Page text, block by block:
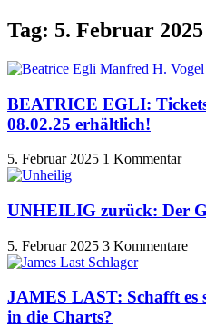
Tag: 5. Februar 2025
BEATRICE EGLI:
08.02.25 erhältlich!
5. Februar 2025 1 Kommentar
UNHEILIG zurück: Der
5. Februar 2025 3 Kommentare
JAMES LAST: Schafft es
in die Charts?